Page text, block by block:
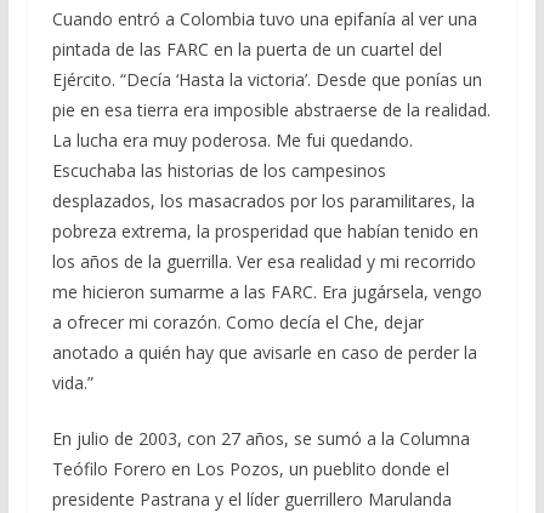
Cuando entró a Colombia tuvo una epifanía al ver una
pintada de las FARC en la puerta de un cuartel del
Ejército. “Decía ‘Hasta la victoria’. Desde que ponías un
pie en esa tierra era imposible abstraerse de la realidad.
La lucha era muy poderosa. Me fui quedando.
Escuchaba las historias de los campesinos
desplazados, los masacrados por los paramilitares, la
pobreza extrema, la prosperidad que habían tenido en
los años de la guerrilla. Ver esa realidad y mi recorrido
me hicieron sumarme a las FARC. Era jugársela, vengo
a ofrecer mi corazón. Como decía el Che, dejar
anotado a quién hay que avisarle en caso de perder la
vida.”
En julio de 2003, con 27 años, se sumó a la Columna
Teófilo Forero en Los Pozos, un pueblito donde el
presidente Pastrana y el líder guerrillero Marulanda